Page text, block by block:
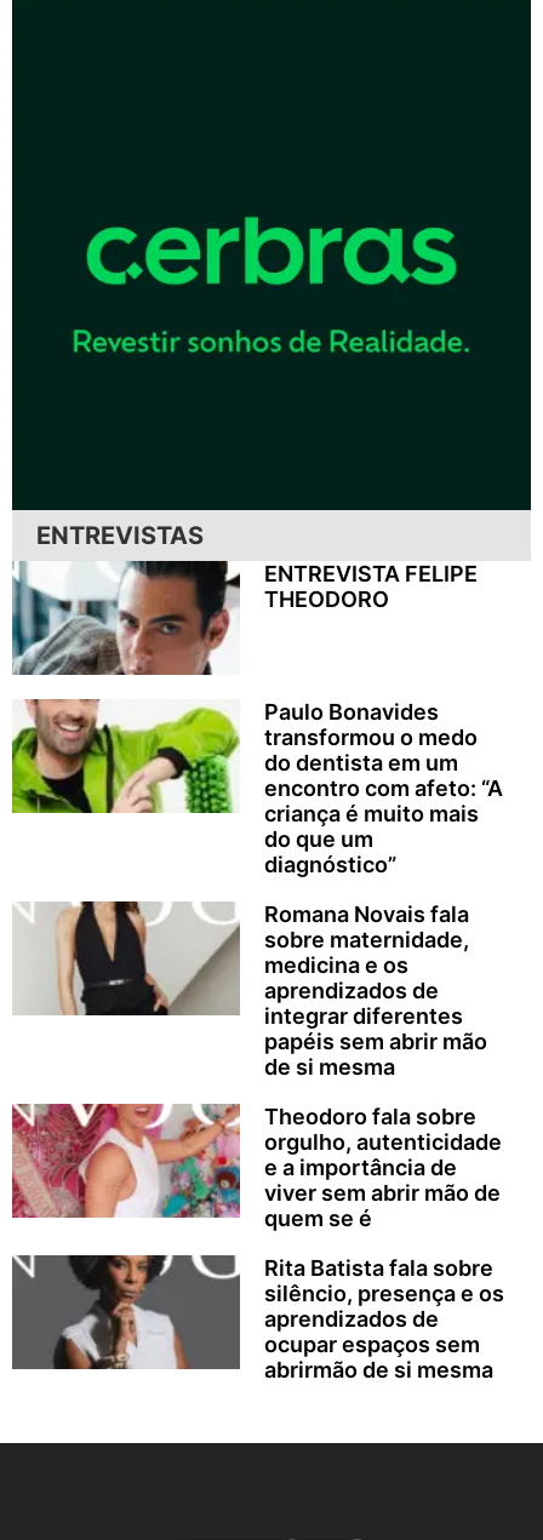
ENTREVISTAS
ENTREVISTA FELIPE
THEODORO
Paulo Bonavides
transformou o medo
do dentista em um
encontro com afeto: “A
criança é muito mais
do que um
diagnóstico”
Romana Novais fala
sobre maternidade,
medicina e os
aprendizados de
integrar diferentes
papéis sem abrir mão
de si mesma
Theodoro fala sobre
orgulho, autenticidade
e a importância de
viver sem abrir mão de
quem se é
Rita Batista fala sobre
silêncio, presença e os
aprendizados de
ocupar espaços sem
abrirmão de si mesma